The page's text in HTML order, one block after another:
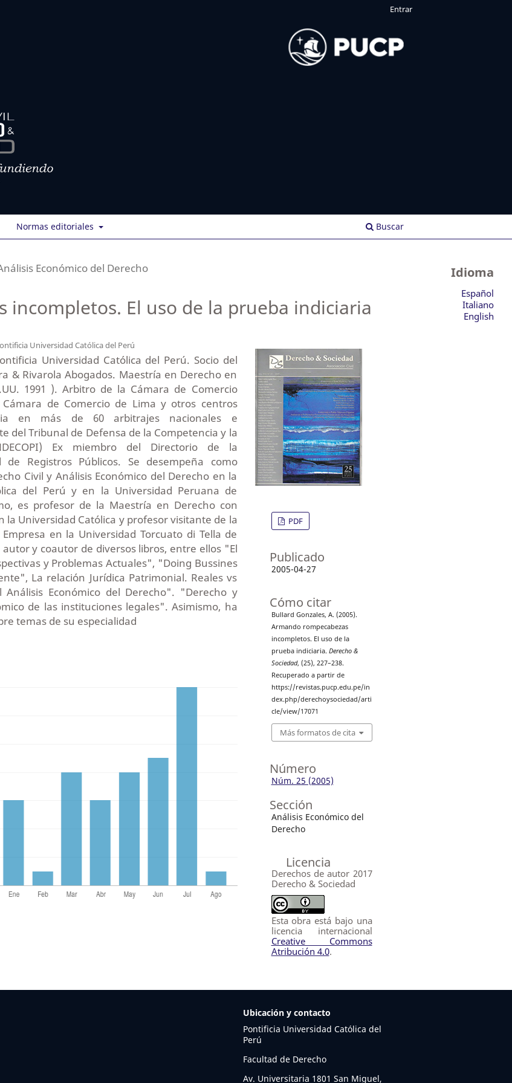
Normas editoriales Buscar
Entrar
Económico del Derecho
incompletos. El uso de la prueba indiciaria
Universidad Católica del Perú
Universidad Católica del Perú. Socio del
& Rivarola Abogados. Maestría en Derecho en
1991 ). Arbitro de la Cámara de Comercio
de Comercio de Lima y otros centros
en más de 60 arbitrajes nacionales e
del Tribunal de Defensa de la Competencia y la
Ex miembro del Directorio de la
de Registros Públicos. Se desempeña como
Civil y Análisis Económico del Derecho en la
del Perú y en la Universidad Peruana de
es profesor de la Maestría en Derecho con
la Universidad Católica y profesor visitante de la
en la Universidad Torcuato di Tella de
y coautor de diversos libros, entre ellos "El
y Problemas Actuales", "Doing Bussines
La relación Jurídica Patrimonial. Reales vs
Análisis Económico del Derecho". "Derecho y
de las instituciones legales". Asimismo, ha
temas de su especialidad
PDF
Publicado
2005-04-27
Cómo citar
Bullard Gonzales, A. (2005).
Armando rompecabezas
incompletos. El uso de la
prueba indiciaria. Derecho &
Sociedad, (25), 227–238.
Recuperado a partir de
https://revistas.pucp.edu.pe/in
dex.php/derechoysociedad/arti
cle/view/17071
Más formatos de cita
Número
Núm. 25 (2005)
Sección
Análisis Económico del
Derecho
Licencia
Derechos de autor 2017
Derecho & Sociedad
Esta obra está bajo una
licencia internacional
Creative Commons
Atribución 4.0.
Idioma
Español
Italiano
English
Ubicación y contacto
Pontificia Universidad Católica del
Perú
Facultad de Derecho
Av. Universitaria 1801 San Miguel,